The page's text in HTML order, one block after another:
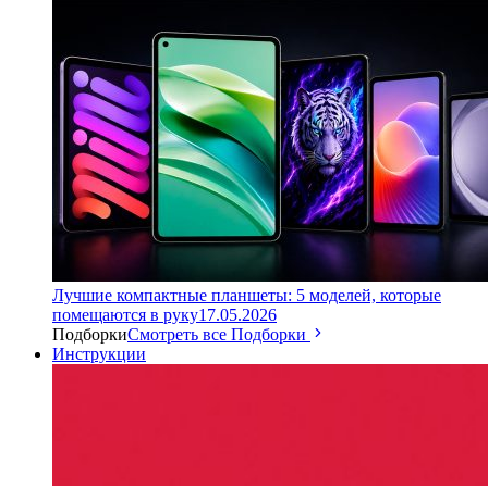
Лучшие компактные планшеты: 5 моделей, которые
помещаются в руку17.05.2026
ПодборкиСмотреть все Подборки
Инструкции